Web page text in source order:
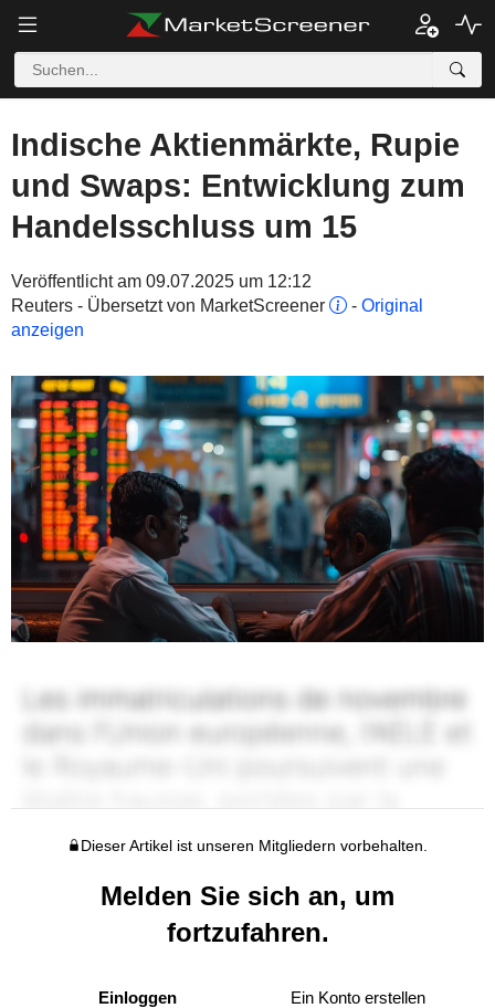
Indische Aktienmärkte, Rupie
und Swaps: Entwicklung zum
Handelsschluss um 15
Veröffentlicht am 09.07.2025 um 12:12
Reuters - Übersetzt von MarketScreener
- Original
anzeigen
Dieser Artikel ist unseren Mitgliedern vorbehalten.
Melden Sie sich an, um
fortzufahren.
Einloggen Ein Konto erstellen